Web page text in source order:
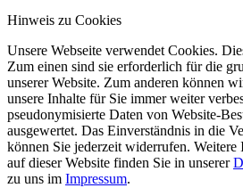
Hinweis zu Cookies
Unsere Webseite verwendet Cookies.
Zum einen sind sie erforderlich für die
unserer Website. Zum anderen können
unsere Inhalte für Sie immer weiter
pseudonymisierte Daten von Website-
ausgewertet. Das Einverständnis in die
können Sie jederzeit widerrufen.
auf dieser Website finden Sie in unserer
zu uns im Impressum.